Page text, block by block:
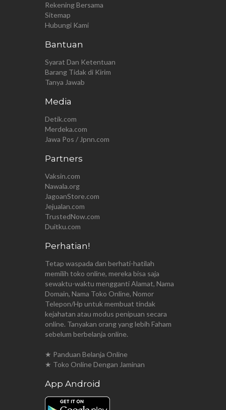
Rekening Bersama
Sitemap
Hubungi Kami
Bantuan
Syarat Dan Ketentuan
Barang Tidak di Kirim
Tanya Jawab
Media
Detik.com
Merdeka.com
Jawa Pos / Jpnn.com
Partners
Vaksin.com
Nawala.org
JagoanStore.com
Jejualan.com
TrustedNow.com
Duitku.com
Perhatian!
Tetap waspada dan berhati-hatilah
memilih toko online, mereka bisa saja
sewaktu-waktu mengganti Alamat, Nama
Domain, Nama Toko Online, Nomor
Telepon/Hp untuk membuat tindak
kejahatan atau modus penipuan secara
online. Tanyakan orang yang lebih Faham
sebelum berbelanja online.
★ Panduan Belanja Online
★ Toko Online Dengan Jaminan
App Android